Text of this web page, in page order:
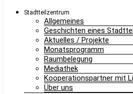
Stadtteilzentrum
Allgemeines
Geschichten eines
Aktuelles / Projekte
Monatsprogramm
Raumbelegung
Mediathek
Kooperationspartner mit
Über uns